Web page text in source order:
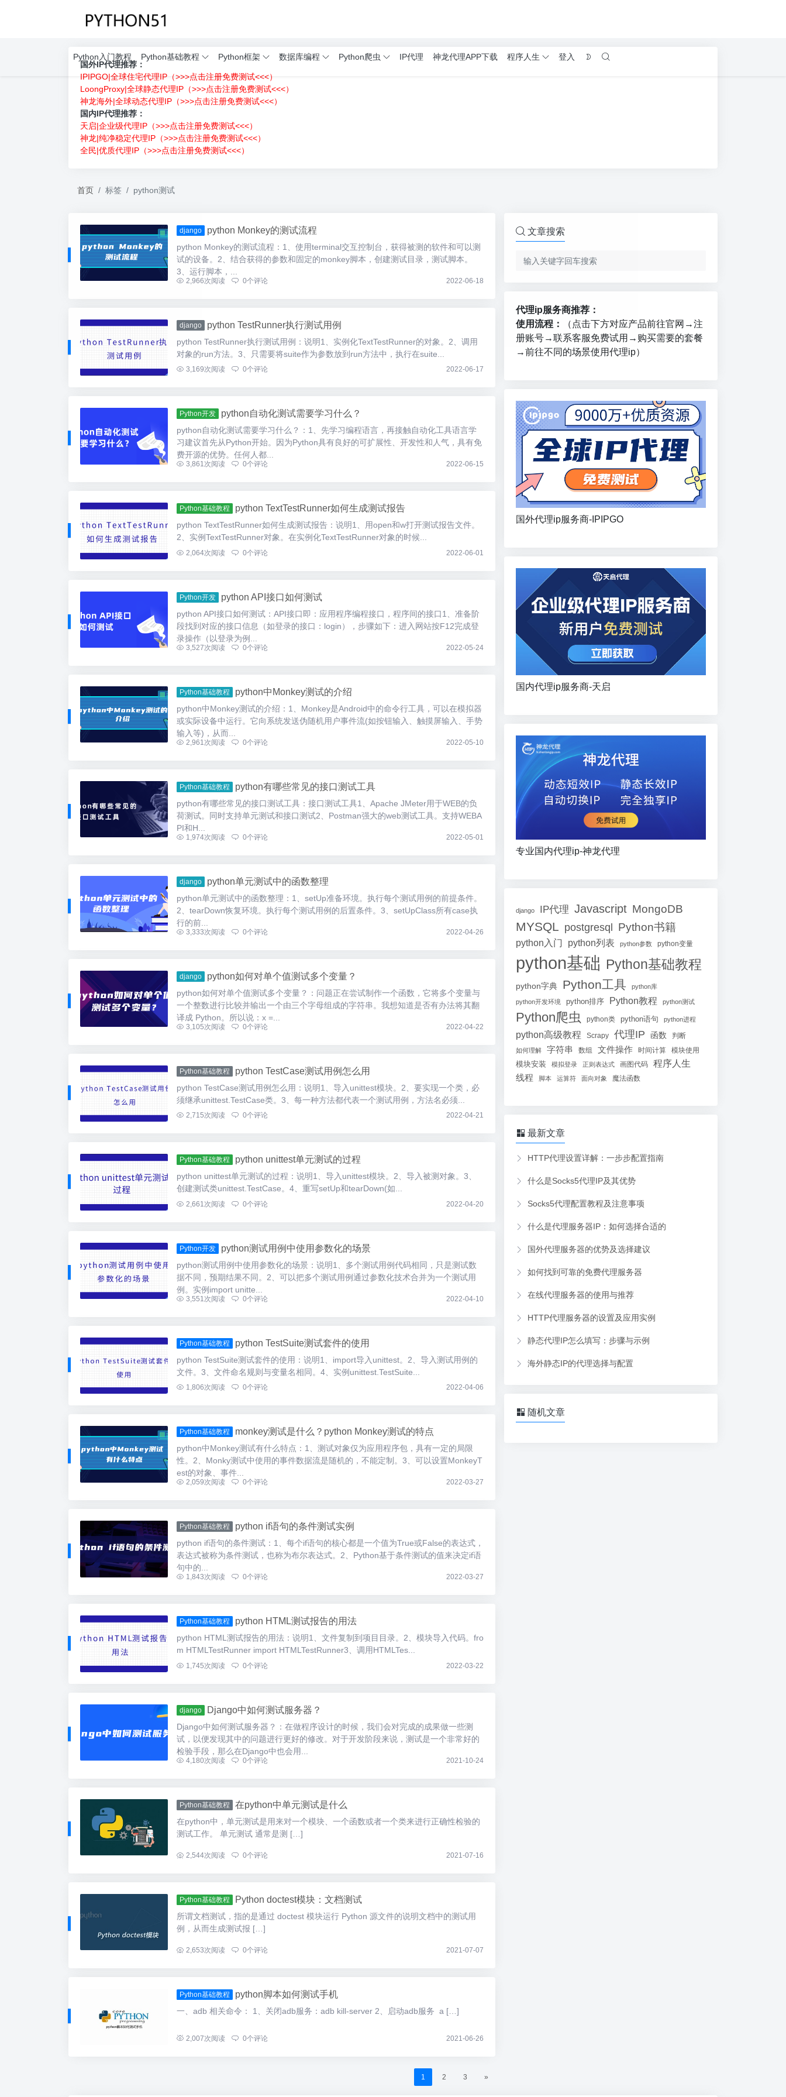
Python入门教程 Python基础教程 Python框架 数据库编程 Python爬虫 IP代理 神龙代理APP下载 程序人生
登入
国外IP代理推荐：
IPIPGO|全球住宅代理IP（>>>点击注册免费测试<<<）
LoongProxy|全球静态代理IP（>>>点击注册免费测试<<<）
神龙海外|全球动态代理IP（>>>点击注册免费测试<<<）
国内IP代理推荐：
天启|企业级代理IP（>>>点击注册免费测试<<<）
神龙|纯净稳定代理IP（>>>点击注册免费测试<<<）
全民|优质代理IP（>>>点击注册免费测试<<<）
首页 标签 python测试
django python Monkey的测试流程
python Monkey的测试流程：1、使用terminal交互控制台，获得被测的软件和可以测
试的设备。2、结合获得的参数和固定的monkey脚本，创建测试目录，测试脚本。
3、运行脚本，...
2,966次阅读 0个评论 2022-06-18
django python TestRunner执行测试用例
python TestRunner执行测试用例：说明1、实例化TextTestRunner的对象。2、调用
对象的run方法。3、只需要将suite作为参数放到run方法中，执行在suite...
3,169次阅读 0个评论 2022-06-17
Python开发 python自动化测试需要学习什么？
python自动化测试需要学习什么？：1、先学习编程语言，再接触自动化工具语言学
习建议首先从Python开始。因为Python具有良好的可扩展性、开发性和人气，具有免
费开源的优势。任何人都...
3,861次阅读 0个评论 2022-06-15
Python基础教程 python TextTestRunner如何生成测试报告
python TextTestRunner如何生成测试报告：说明1、用open和w打开测试报告文件。
2、实例TextTestRunner对象。在实例化TextTestRunner对象的时候...
2,064次阅读 0个评论 2022-06-01
Python开发 python API接口如何测试
python API接口如何测试：API接口即：应用程序编程接口，程序间的接口1、准备阶
段找到对应的接口信息（如登录的接口：login），步骤如下：进入网站按F12完成登
录操作（以登录为例...
3,527次阅读 0个评论 2022-05-24
Python基础教程 python中Monkey测试的介绍
python中Monkey测试的介绍：1、Monkey是Android中的命令行工具，可以在模拟器
或实际设备中运行。它向系统发送伪随机用户事件流(如按钮输入、触摸屏输入、手势
输入等)，从而...
2,961次阅读 0个评论 2022-05-10
Python基础教程 python有哪些常见的接口测试工具
python有哪些常见的接口测试工具：接口测试工具1、Apache JMeter用于WEB的负
荷测试。同时支持单元测试和接口测试2、Postman强大的web测试工具。支持WEBA
PI和H...
1,974次阅读 0个评论 2022-05-01
django python单元测试中的函数整理
python单元测试中的函数整理：1、setUp准备环境。执行每个测试用例的前提条件。
2、tearDown恢复环境。执行每个测试用例的后置条件。3、setUpClass所有case执
行的前...
3,333次阅读 0个评论 2022-04-26
django python如何对单个值测试多个变量？
python如何对单个值测试多个变量？：问题正在尝试制作一个函数，它将多个变量与
一个整数进行比较并输出一个由三个字母组成的字符串。我想知道是否有办法将其翻
译成 Python。所以说：x =...
3,105次阅读 0个评论 2022-04-22
Python基础教程 python TestCase测试用例怎么用
python TestCase测试用例怎么用：说明1、导入unittest模块。2、要实现一个类，必
须继承unittest.TestCase类。3、每一种方法都代表一个测试用例，方法名必须...
2,715次阅读 0个评论 2022-04-21
Python基础教程 python unittest单元测试的过程
python unittest单元测试的过程：说明1、导入unittest模块。2、导入被测对象。3、
创建测试类unittest.TestCase。4、重写setUp和tearDown(如...
2,661 次阅读 0个评论 2022-04-20
Python开发 python测试用例中使用参数化的场景
python测试用例中使用参数化的场景：说明1、多个测试用例代码相同，只是测试数
据不同，预期结果不同。2、可以把多个测试用例通过参数化技术合并为一个测试用
例。实例import unitte...
3,551 次阅读 0个评论 2022-04-10
Python基础教程 python TestSuite测试套件的使用
python TestSuite测试套件的使用：说明1、import导入unittest。2、导入测试用例的
文件。3、文件命名规则与变量名相同。4、实例unittest.TestSuite...
1,806次阅读 0个评论 2022-04-06
Python基础教程 monkey测试是什么？python Monkey测试的特点
python中Monkey测试有什么特点：1、测试对象仅为应用程序包，具有一定的局限
性。2、Monky测试中使用的事件数据流是随机的，不能定制。3、可以设置MonkeyT
est的对象、事件...
2,059次阅读 0个评论 2022-03-27
Python基础教程 python if语句的条件测试实例
python if语句的条件测试：1、每个if语句的核心都是一个值为True或False的表达式，
表达式被称为条件测试，也称为布尔表达式。2、Python基于条件测试的值来决定if语
句中的...
1,843次阅读 0个评论 2022-03-27
Python基础教程 python HTML测试报告的用法
python HTML测试报告的用法：说明1、文件复制到项目目录。2、模块导入代码。fro
m HTMLTestRunner import HTMLTestRunner3、调用HTMLTes...
1,745次阅读 0个评论 2022-03-22
django Django中如何测试服务器？
Django中如何测试服务器？：在做程序设计的时候，我们会对完成的成果做一些测
试，以便发现其中的问题进行更好的修改。对于开发阶段来说，测试是一个非常好的
检验手段，那么在Django中也会用...
4,180次阅读 0个评论 2021-10-24
Python基础教程 在python中单元测试是什么
在python中，单元测试是用来对一个模块、一个函数或者一个类来进行正确性检验的
测试工作。 单元测试 通常是测 […]
... 2,544次阅读 0个评论 2021-07-16
Python基础教程 Python doctest模块：文档测试
所谓文档测试，指的是通过 doctest 模块运行 Python 源文件的说明文档中的测试用
例，从而生成测试报 […]
... 2,653次阅读 0个评论 2021-07-07
Python基础教程 python脚本如何测试手机
一、adb 相关命令： 1、关闭adb服务：adb kill-server 2、启动adb服务 a […]
2,007次阅读 0个评论 2021-06-26
1 2 3 »
文章搜索
代理ip服务商推荐：
使用流程：
（点击下方对应产品前往官网→注
册账号→联系客服免费试用→购买需要的套餐
→前往不同的场景使用代理ip）
国外代理ip服务商-IPIPGO
国内代理ip服务商-天启
专业国内代理ip-神龙代理
django IP代理 Javascript MongoDB
MYSQL postgresql Python书籍
python入门 python列表 python参数 python变量
python基础 Python基础教程
python字典 Python工具 python库
python开发环境 python排序 Python教程 python测试
Python爬虫 python类 python语句 python进程
python高级教程 Scrapy 代理IP 函数 判断
如何理解 字符串 数组 文件操作 时间计算 模块使用
模块安装 模拟登录 正则表达式 画图代码 程序人生
线程 脚本 运算符 面向对象 魔法函数
最新文章
HTTP代理设置详解：一步步配置指南
什么是Socks5代理IP及其优势
Socks5代理配置教程及注意事项
什么是代理服务器IP：如何选择合适的
国外代理服务器的优势及选择建议
如何找到可靠的免费代理服务器
在线代理服务器的使用与推荐
HTTP代理服务器的设置及应用实例
静态代理IP怎么填写：步骤与示例
海外静态IP的代理选择与配置
随机文章